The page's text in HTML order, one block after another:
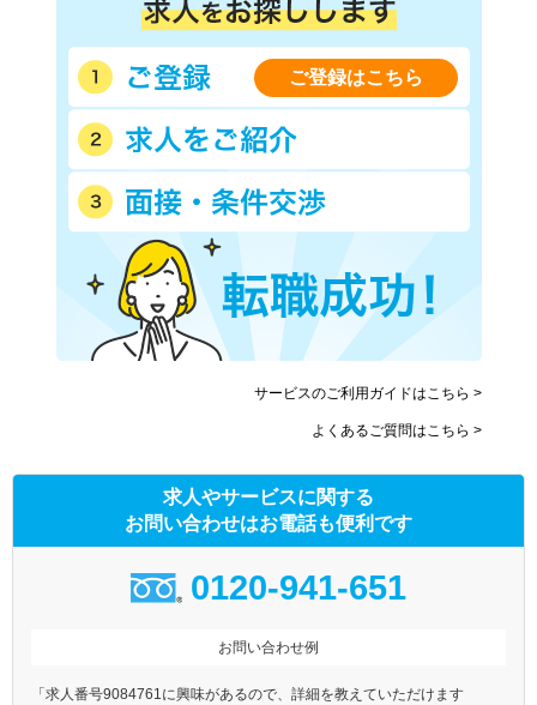
千葉都市モノレール２号線
流鉄流山線
銚子電気鉄道
京成松戸線
ご登録はこちら
サービスのご利用ガイドはこちら >
よくあるご質問はこちら >
求人やサービスに関する
お問い合わせはお電話も便利です
0120-941-651
お問い合わせ例
「求人番号9084761に興味があるので、詳細を教えていただけます